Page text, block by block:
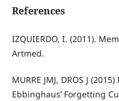
References
IZQUIERDO, I. (2011).
Artmed.
MURRE JMJ, DROS J
Ebbinghaus’ Forgetting